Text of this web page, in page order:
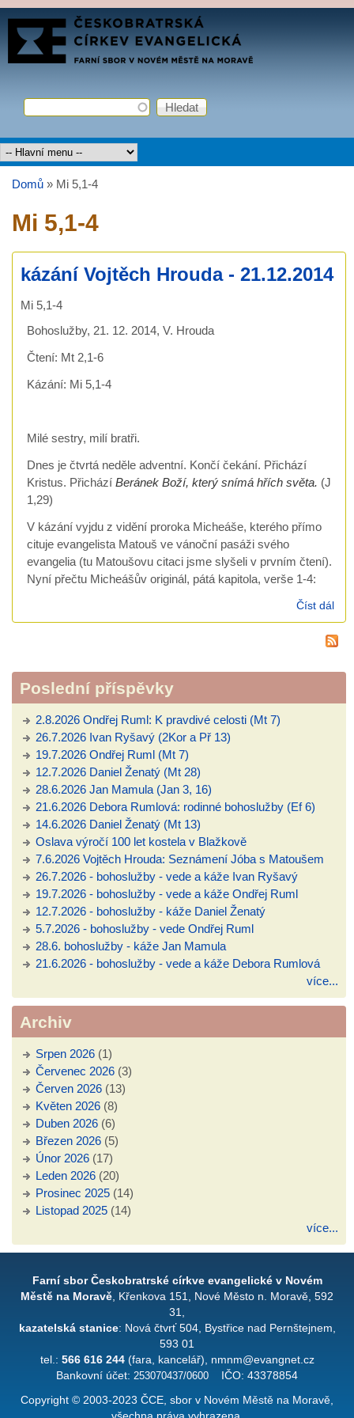
Přejít k hlavnímu obsahu
FARNÍ
SBOR
Vyhledávání
Hledat
Hlavní menu
Jste zde
Domů » Mi 5,1-4
Mi 5,1-4
kázání Vojtěch Hrouda - 21.12.2014
Mi 5,1-4
Bohoslužby, 21. 12. 2014, V. Hrouda
Čtení: Mt 2,1-6
Kázání: Mi 5,1-4
Milé sestry, milí bratři.
Dnes je čtvrtá neděle adventní. Končí čekání. Přichází
Kristus. Přichází Beránek Boží, který snímá hřích světa. (J
1,29)
V kázání vyjdu z vidění proroka Micheáše, kterého přímo
cituje evangelista Matouš ve vánoční pasáži svého
evangelia (tu Matoušovu citaci jsme slyšeli v prvním čtení).
Nyní přečtu Micheášův originál, pátá kapitola, verše 1-4:
Číst dál
Poslední příspěvky
2.8.2026 Ondřej Ruml: K pravdivé celosti (Mt 7)
26.7.2026 Ivan Ryšavý (2Kor a Př 13)
19.7.2026 Ondřej Ruml (Mt 7)
12.7.2026 Daniel Ženatý (Mt 28)
28.6.2026 Jan Mamula (Jan 3, 16)
21.6.2026 Debora Rumlová: rodinné bohoslužby (Ef 6)
14.6.2026 Daniel Ženatý (Mt 13)
Oslava výročí 100 let kostela v Blažkově
7.6.2026 Vojtěch Hrouda: Seznámení Jóba s Matoušem
26.7.2026 - bohoslužby - vede a káže Ivan Ryšavý
19.7.2026 - bohoslužby - vede a káže Ondřej Ruml
12.7.2026 - bohoslužby - káže Daniel Ženatý
5.7.2026 - bohoslužby - vede Ondřej Ruml
28.6. bohoslužby - káže Jan Mamula
21.6.2026 - bohoslužby - vede a káže Debora Rumlová
více...
Archiv
Srpen 2026 (1)
Červenec 2026 (3)
Červen 2026 (13)
Květen 2026 (8)
Duben 2026 (6)
Březen 2026 (5)
Únor 2026 (17)
Leden 2026 (20)
Prosinec 2025 (14)
Listopad 2025 (14)
více...
Farní sbor Českobratrské církve evangelické v Novém
Městě na Moravě , Křenkova 151, Nové Město n. Moravě, 592
31,
kazatelská stanice: Nová čtvrť 504, Bystřice nad Pernštejnem,
593 01
tel.: 566 616 244(fara, kancelář), nmnm@evangnet.cz
Bankovní účet: 253070437/0600 IČO: 43378854
Copyright © 2003-2023 ČCE, sbor v Novém Městě na Moravě,